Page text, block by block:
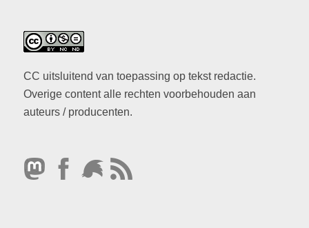
CC uitsluitend van toepassing op tekst redactie.
Overige content alle rechten voorbehouden aan
auteurs / producenten.